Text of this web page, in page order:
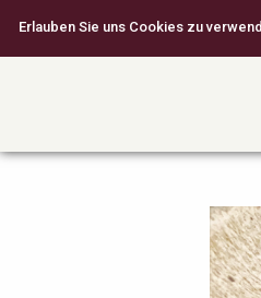
Erlauben Sie uns Cookies zu